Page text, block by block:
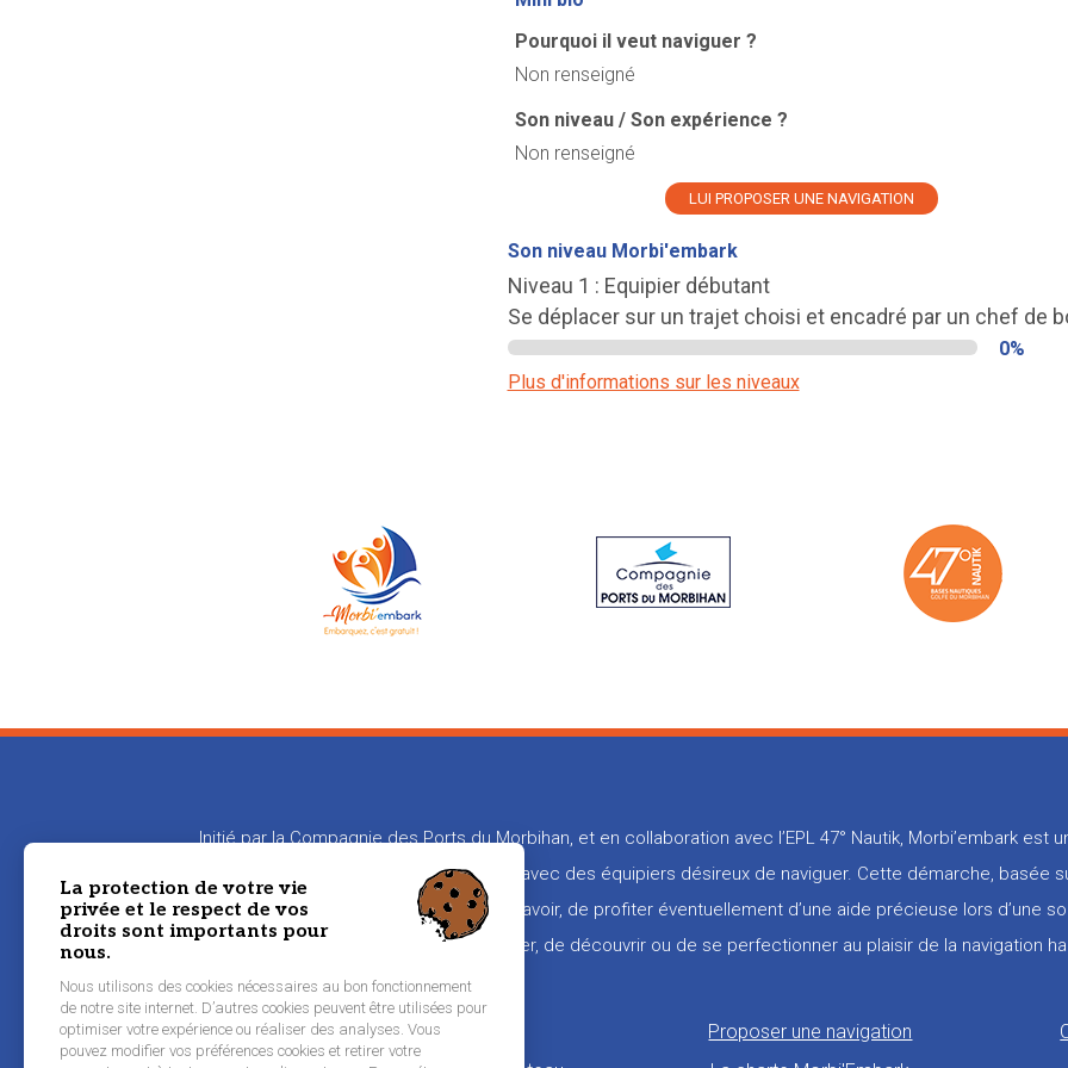
Pourquoi il veut naviguer ?
Non renseigné
Son niveau / Son expérience ?
Non renseigné
LUI PROPOSER UNE NAVIGATION
Son niveau Morbi'embark
Niveau 1 : Equipier débutant
Se déplacer sur un trajet choisi et encadré par un chef de
0%
Plus d'informations sur les niveaux
Initié par la Compagnie des Ports du Morbihan, et en collaboration avec l’EPL 47° Nautik, Morbi’embark
en relation les propriétaires de bateaux avec des équipiers désireux de naviguer. Cette démarche, basée
aux propriétaires de transmettre leur savoir, de profiter éventuellement d’une aide précieuse lors d’une
naviguer, de découvrir ou de se perfectionner au plaisir de la navigation
Pied
de
Inscription équipier
Proposer une navigation
La protection de votre vie
privée et le respect de vos
droits sont importants pour
nous.
Nous utilisons des cookies nécessaires au bon fonctionnement
de notre site internet. D’autres cookies peuvent être utilisées pour
optimiser votre expérience ou réaliser des analyses. Vous
pouvez modifier vos préférences cookies et retirer votre